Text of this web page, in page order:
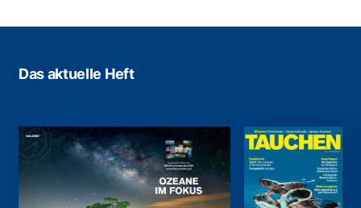
Das aktuelle Heft